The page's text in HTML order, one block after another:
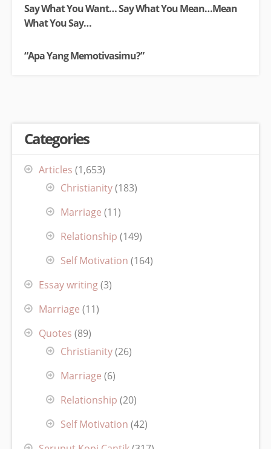
Say What You Want… Say What You Mean…Mean
What You Say…
“Apa Yang Memotivasimu?”
Categories
Articles (1,653)
Christianity(183)
Marriage (11)
Relationship (149)
Self Motivation (164)
Essay writing(3)
Marriage (11)
Quotes (89)
Christianity(26)
Marriage (6)
Relationship (20)
Self Motivation (42)